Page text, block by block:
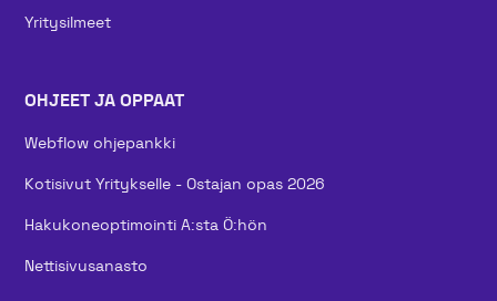
Yritysilmeet
OHJEET JA OPPAAT
Webflow ohjepankki
Kotisivut Yritykselle - Ostajan opas 2026
Hakukoneoptimointi A:sta Ö:hön
Nettisivusanasto